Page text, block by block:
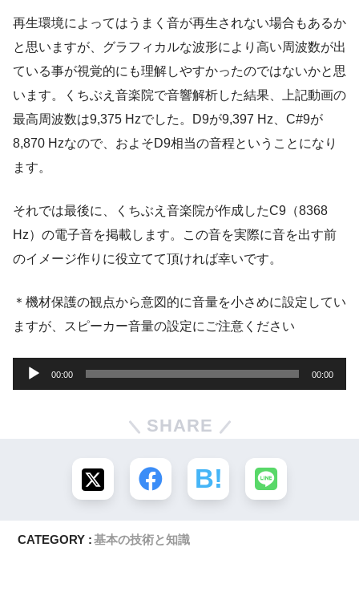
再生環境によってはうまく音が再生されない場合もあるか
と思いますが、グラフィカルな波形により高い周波数が出
ている事が視覚的にも理解しやすかったのではないかと思
います。くちぶえ音楽院で音響解析した結果、上記動画の
最高周波数は9,375 Hzでした。D9が9,397 Hz、C#9が
8,870 Hzなので、およそD9相当の音程ということになり
ます。
それでは最後に、くちぶえ音楽院が作成したC9（8368
Hz）の電子音を掲載します。この音を実際に音を出す前
のイメージ作りに役立てて頂ければ幸いです。
＊機材保護の観点から意図的に音量を小さめに設定してい
ますが、スピーカー音量の設定にご注意ください
声
00:00 00:00
SHARE
CATEGORY :基本の技術と知識